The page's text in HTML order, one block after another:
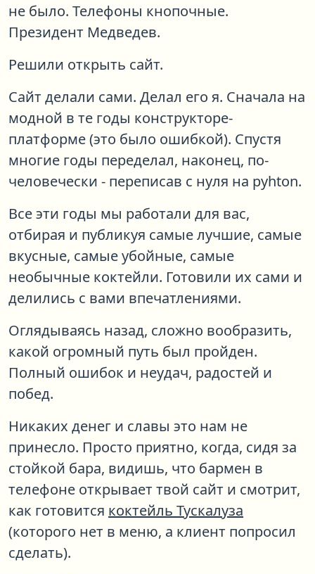
не было. Телефоны кнопочные.
Президент Медведев.
Решили открыть сайт.
Сайт делали сами. Делал его я. Сначала на
модной в те годы конструкторе-
платформе (это было ошибкой). Спустя
многие годы переделал, наконец, по-
человечески - переписав с нуля на pyhton.
Все эти годы мы работали для вас,
отбирая и публикуя самые лучшие, самые
вкусные, самые убойные, самые
необычные коктейли. Готовили их сами и
делились с вами впечатлениями.
Оглядываясь назад, сложно вообразить,
какой огромный путь был пройден.
Полный ошибок и неудач, радостей и
побед.
Никаких денег и славы это нам не
принесло. Просто приятно, когда, сидя за
стойкой бара, видишь, что бармен в
телефоне открывает твой сайт и смотрит,
как готовится коктейль Тускалуза
(которого нет в меню, а клиент попросил
сделать).